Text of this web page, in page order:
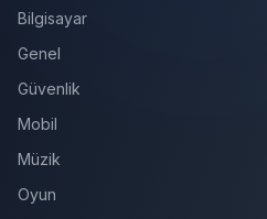
Bilgisayar
Genel
Güvenlik
Mobil
Müzik
Oyun